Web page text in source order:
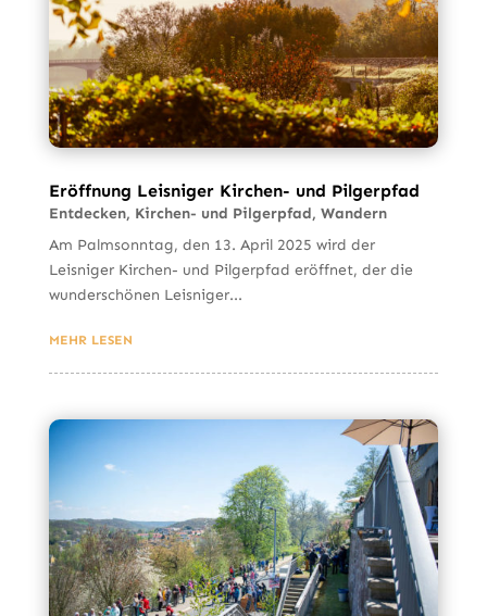
Eröffnung Leisniger Kirchen- und Pilgerpfad
Entdecken, Kirchen- und Pilgerpfad, Wandern
Am Palmsonntag, den 13. April 2025 wird der
Leisniger Kirchen- und Pilgerpfad eröffnet, der die
wunderschönen Leisniger...
MEHR LESEN